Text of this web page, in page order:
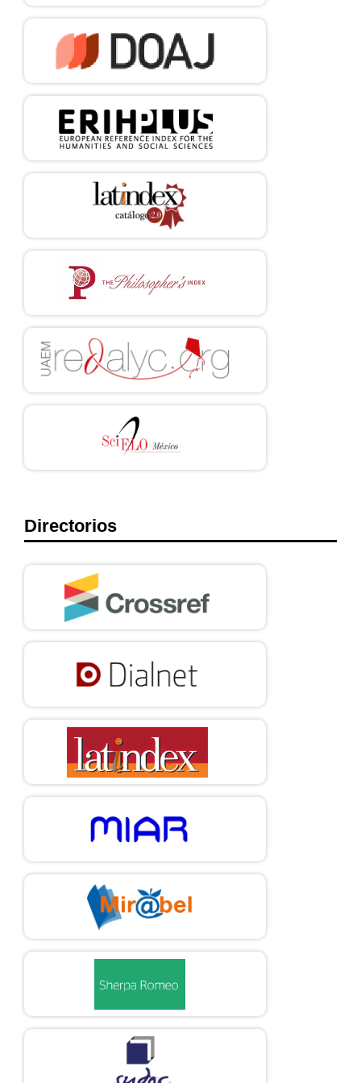
Corte Interamericana de Derechos Humanlos [Internet].
https://www.oas.org/es/CIDH/jsForm/?
File=/es/cidh/mandato/basicos/reglamentocidh.asp
Comunidad Mayagna (Sumo) Awas Tingni vs. Nicaragua (Fondo,
Reparaciones y Costas), Sentencia del 31 de agosto de 2001, serie
C, núm. 79, párrs. 146-148; Corte Interamericana de Derechos
Humanos, Caso Comunidad Indígena Yakye Axa vs. Paraguay
(Fondo, Reparaciones y Costas), doc. cit., párr. 125; y Corte
Interamericana de Derechos Humanos, Caso de la Masacre de
Mapiripán vs. Colombia (Fondo, Reparaciones y Costas),
artículo 2 del Pacto). Quinto periodo de sesiones; 1990.
U.N.Doc.EI1991123, párr. 9. Comité de Derechos Económicos,
Sociales y Culturales. Comentario General 3 [Consultado 21 de
net.org/es/recursos/observacion-general-no-3-indole-
obligaciones-estados-partes
mechanisms/instruments/international-covenant-economic-
social-and-cultural-rights
Corte Constitucional de la República de Colombia. Sentencia C-
130/02 [Internet]. [Consultado 21 de julio de 2022]. Disponible
https://www.corteconstitucional.gov.co/relatoria/
Internacional de Derechos Económicos, Sociales y Culturales
[Internet] junio de 1986. [Consultado 21 de julio de 2022].
Disponible en:
http://www.derechoshumanos.unlp.edu.ar/assets/files/documento
s/los-principios-de-limburg-sobre-la-aplicacion-del-pacto-
internacional-de-derechos-economicos-sociales-y-culturales-
2.pdf
Comité de Derechos Económicos, Sociales y Culturales.
Evaluación de la obligación de adoptar medidas hasta el “máximo
de los recursos de que disponga” de conformidad con un
protocolo facultativo del pacto, e/c.12/2007/1 [Internet]. 11 de
septiembre de 2007, párr. 5. [Consultado 21 de julio de 2022].
https://documents-dds-
ny.un.org/doc/UNDOC/GEN/G07/441/66/PDF/G0744166.pdf?
OpenElement
Comité de Derechos Económicos, Sociales y Culturales. La
observación analiza el derecho al disfrute del más alto nivel
posible de salud (artículo 12 del Pacto Internacional de Derechos
plantean en la aplicación del pacto internacional de derechos
Directorios